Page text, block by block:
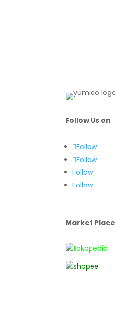
Follow Us on
Follow
Follow
Follow
Follow
Market Place